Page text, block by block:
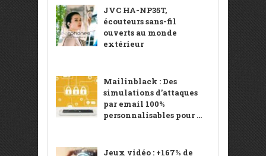
JVC HA-NP35T,
écouteurs sans-fil
ouverts au monde
extérieur
Mailinblack : Des
simulations d’attaques
par email 100%
personnalisables pour ...
Jeux vidéo : +167% de